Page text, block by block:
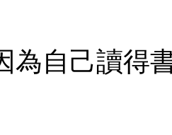
為自己讀得